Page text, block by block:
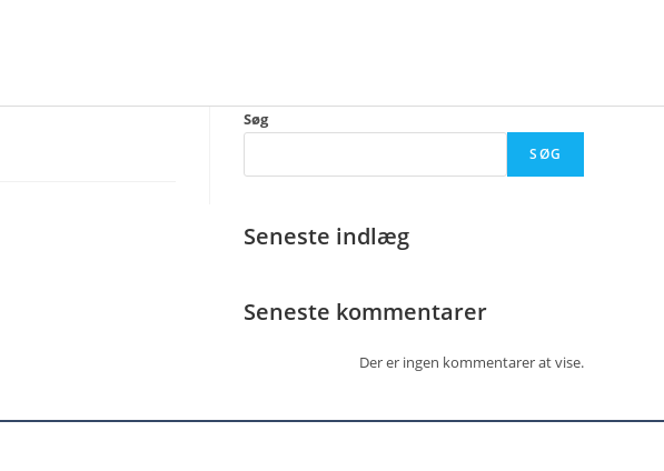
Søg
SØG
Seneste indlæg
Seneste kommentarer
Der er ingen kommentarer at vise.